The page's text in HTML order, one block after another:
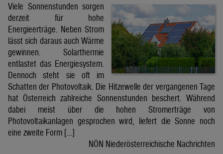
Viele Sonnenstunden sorgen
derzeit für hohe
Energieerträge. Neben Strom
lässt sich daraus auch Wärme
gewinnen. Solarthermie
entlastet das Energiesystem.
Dennoch steht sie oft im
Schatten der Photovoltaik. Die Hitzewelle der vergangenen Tage
hat Österreich zahlreiche Sonnenstunden beschert. Während
dabei meist über die hohen Stromerträge von
Photovoltaikanlagen gesprochen wird, liefert die Sonne noch
eine zweite Form […]
NÖN Niederösterreichische Nachrichten